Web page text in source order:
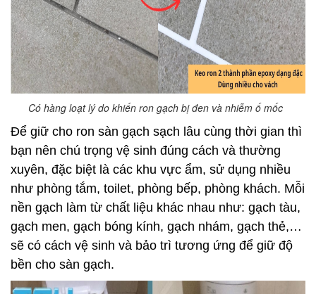
Có hàng loạt lý do khiến ron gạch bị đen và nhiễm ố mốc
Để giữ cho ron sàn gạch sạch lâu cùng thời gian thì
bạn nên chú trọng vệ sinh đúng cách và thường
xuyên, đặc biệt là các khu vực ẩm, sử dụng nhiều
như phòng tắm, toilet, phòng bếp, phòng khách. Mỗi
nền gạch làm từ chất liệu khác nhau như: gạch tàu,
gạch men, gạch bóng kính, gạch nhám, gạch thẻ,…
sẽ có cách vệ sinh và bảo trì tương ứng để giữ độ
bền cho sàn gạch.